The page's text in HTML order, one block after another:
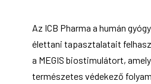
Az ICB Pharma a humán
élettani tapasztalatait
a MEGIS biostimulátort,
természetes védekező